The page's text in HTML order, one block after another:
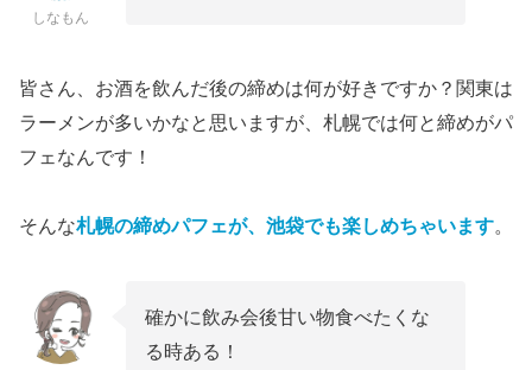
しなもん
皆さん、お酒を飲んだ後の締めは何が好きですか？関東は
ラーメンが多いかなと思いますが、札幌では何と締めがパ
フェなんです！
そんな札幌の締めパフェが、池袋でも楽しめちゃいます。
確かに飲み会後甘い物食べたくな
る時ある！